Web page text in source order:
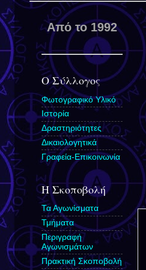
Από το 1992
Ο Σύλλογος
Φωτογραφικό Υλικό
Ιστορία
Δραστηριότητες
Δικαιολογητικά
Γραφεία-Επικοινωνία
Η Σκοποβολή
Τα Αγωνίσματα
Τμήματα
Περιγραφή
Αγωνισμάτων
Πρακτική Σκοποβολή